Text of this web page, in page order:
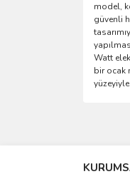
model,
güvenli
Watt
bir ocak